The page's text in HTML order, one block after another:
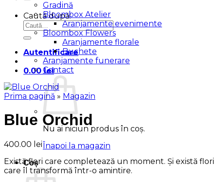
Caută după:
Autentificare
0.00lei
Nu ai niciun produs în coș.
Înapoi la magazin
Coș
Gradină
Bloombox Atelier
Aranjamente evenimente
Bloombox Flowers
Aranjamente florale
Buchete
Aranjamente funerare
Contact
Prima pagină » Magazin
Blue Orchid
400.00 lei
Există flori care completează un moment. Și există flori
care îl transformă într-o amintire.